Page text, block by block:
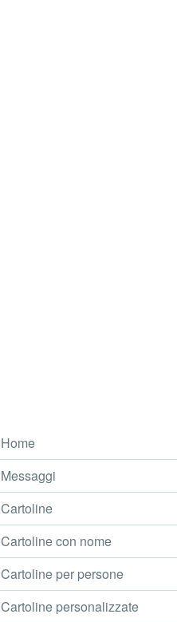
Home
Messaggi
Cartoline
Cartoline con nome
Cartoline per persone
Cartoline personalizzate